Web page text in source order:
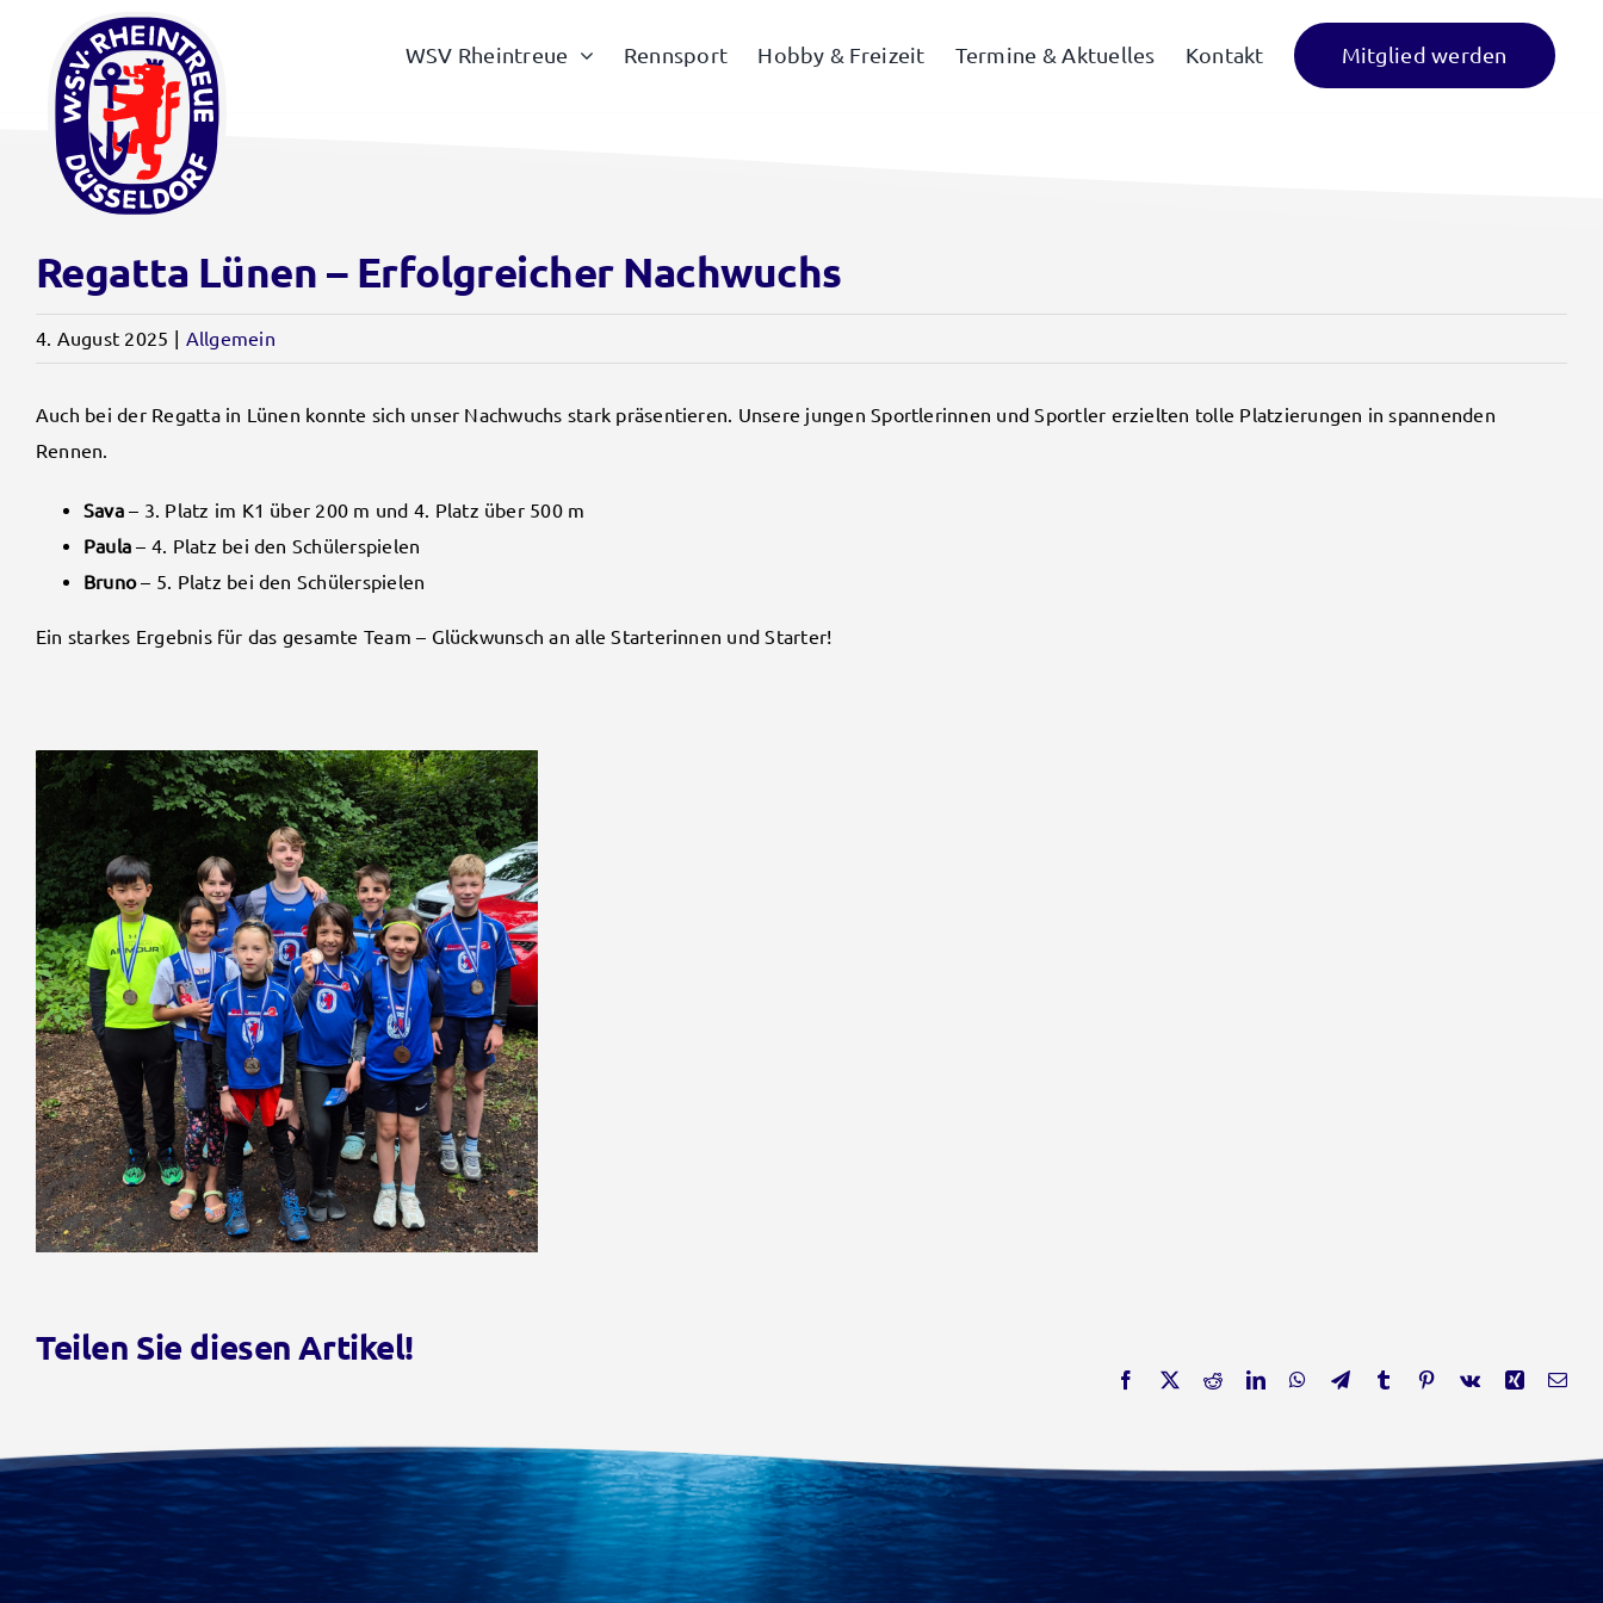
springen
WSV Rheintreue Rennsport Hobby & Freizeit Termine & Aktuelles Kontakt Mitglied werden
Regatta Lünen – Erfolgreicher Nachwuchs
4. August 2025 Allgemein
Auch bei der Regatta in Lünen konnte sich unser Nachwuchs stark präsentieren. Unsere jungen Sportlerinnen und Sportler erzielten tolle Platzierungen in spannenden
Rennen.
Sava– 3. Platz im K1 über 200 m und 4. Platz über 500 m
Paula – 4. Platz bei den Schülerspielen
Bruno– 5. Platz bei den Schülerspielen
Ein starkes Ergebnis für das gesamte Team – Glückwunsch an alle Starterinnen und Starter!
Teilen Sie diesen Artikel!
Facebook
X RedditLinkedInWhatsApp
TelegramTumblr Pinterest
Vk Xing E-